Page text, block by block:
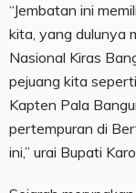
“Jembatan ini
kita, yang dulunya
Nasional Kiras
pejuang kita
Kapten Pala
pertempuran di
ini,” urai Bupati